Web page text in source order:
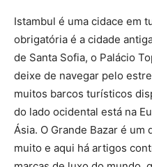
Istambul é uma cidace em
obrigatória é a cidade
de Santa Sofia, o Palácio
deixe de navegar pelo
muitos barcos turísticos
do lado ocidental está na
Ásia. O Grande Bazar é
muito e aqui há artigos